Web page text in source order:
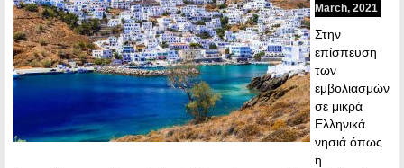
March, 2021
Στην
επίσπευση
των
εμβολιασμών
σε μικρά
Ελληνικά
νησιά όπως
η